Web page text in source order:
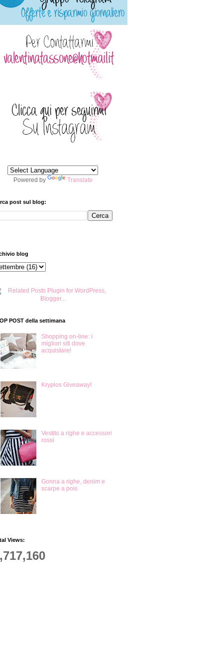
Powered by Translate
post sul blog:
blog
POST della settimana
Shopping on-line: i
migliori siti dove
acquistare!
Kryplos Giveaway!
Vestito a righe e accessori
rossi
Gonna a righe, denim e
scarpe a pois
Views: